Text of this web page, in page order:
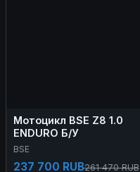
Мотоцикл BSE Z8 1.0
ENDURO Б/У
BSE
237 700 RUB261 470 RUB